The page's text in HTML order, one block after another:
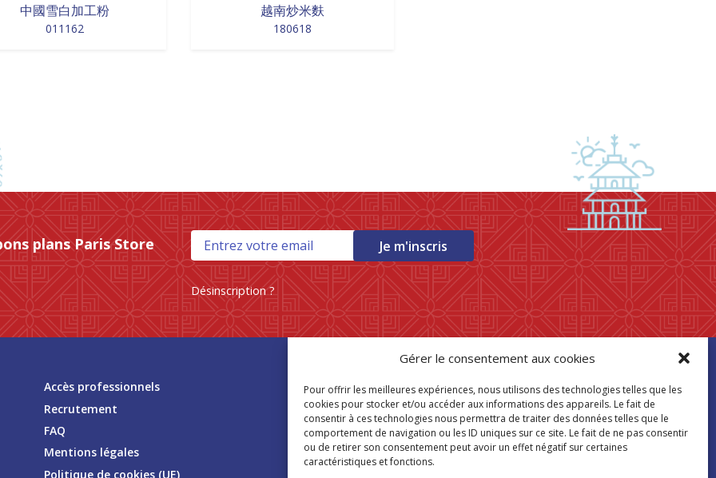
Gérer le consentement aux cookies
Pour offrir les meilleures expériences, nous utilisons des technologies telles que les
cookies pour stocker et/ou accéder aux informations des appareils. Le fait de
consentir à ces technologies nous permettra de traiter des données telles que le
comportement de navigation ou les ID uniques sur ce site. Le fait de ne pas consentir
ou de retirer son consentement peut avoir un effet négatif sur certaines
caractéristiques et fonctions.
中國雪白加工粉
011162
越南炒米麩
180618
plans Paris Store Je m'inscris
Désinscription ?
Accès professionnels
Recrutement
FAQ
Mentions légales
Politique de cookies (UE)
Trouver mon
magasin Paris Store
Où nous trouver